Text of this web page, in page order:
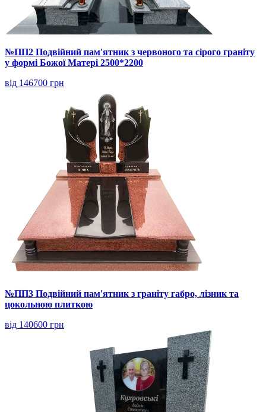
№ПП2 Подвійний пам'ятник з червоного та сірого граніту
у формі Божої Матері 2500*2200
від 146700 грн
№ПП3 Подвійний пам'ятник з граніту габро, лізник та
цокольною плиткою
від 140600 грн